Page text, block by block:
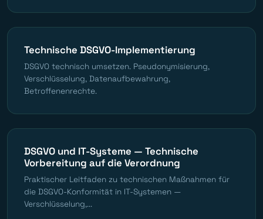
Technische DSGVO-Implementierung
DSGVO technisch umsetzen. Pseudonymisierung,
Verschlüsselung, Datenaufbewahrung,
Betroffenenrechte.
DSGVO und IT-Systeme — Technische
Vorbereitung auf die Verordnung
Praktischer Leitfaden zu technischen Maßnahmen für
die DSGVO-Konformität in IT-Systemen —
Verschlüsselung,...